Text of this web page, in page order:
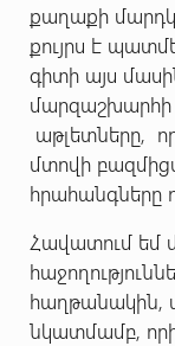
քաղաքի
քույրս է
գիտի այս
մարզաշխարհի
աթլետները,
մտովի
հրահանգները
Հավատում եմ
հաղթանակին,
նկատմամբ,